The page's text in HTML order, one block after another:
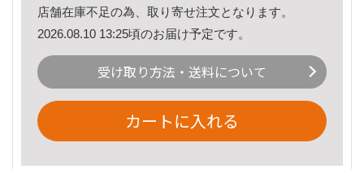
店舗在庫不足の為、取り寄せ注文となります。
2026.08.10 13:25頃のお届け予定です。
受け取り方法・送料について
カートに入れる